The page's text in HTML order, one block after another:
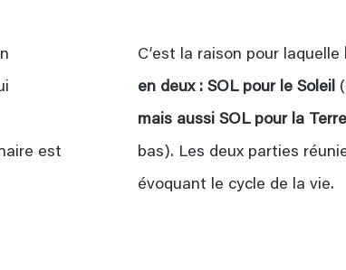
est
C‘est la raison pour laquelle
en deux : SOL pour le Soleil
mais aussi SOL pour la Terre
bas). Les deux parties
évoquant le cycle de la vie.